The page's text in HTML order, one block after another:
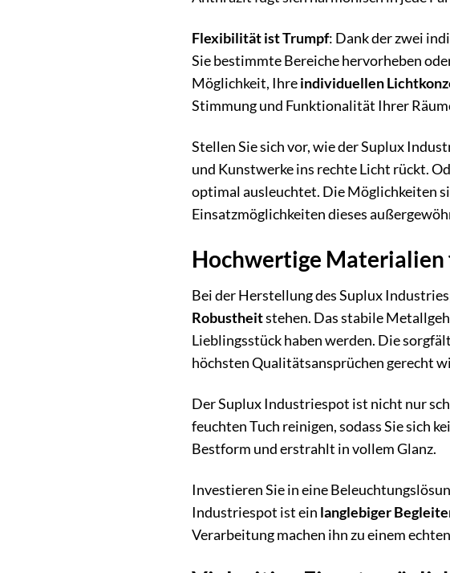
Flexibilität ist Trumpf: Dank der zwei
Sie bestimmte Bereiche hervorheben
Möglichkeit, Ihreindividuellen
Stimmung und Funktionalität Ihrer
Stellen Sie sich vor, wie der Suplux
und Kunstwerke ins rechte Licht rückt.
optimal ausleuchtet. Die Möglichkeiten
Einsatzmöglichkeiten dieses
Hochwertige Materialien
Bei der Herstellung des Suplux
Robustheitstehen. Das stabile
Lieblingsstück haben werden. Die
höchsten Qualitätsansprüchen gerecht
Der Suplux Industriespot ist nicht nur
feuchten Tuch reinigen, sodass Sie sich
Bestform und erstrahlt in vollem Glanz.
Investieren Sie in eine
Industriespot ist ein langlebiger
Verarbeitung machen ihn zu einem